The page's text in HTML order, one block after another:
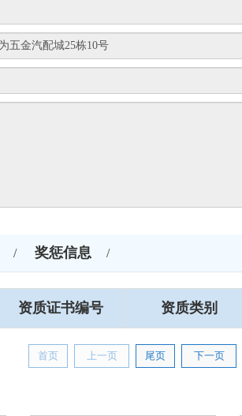
/ 奖惩信息 /
资质证书编号 资质类别
首页 上一页 尾页 下一页